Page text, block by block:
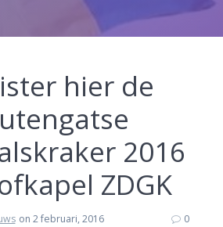
hier de
2016
ZDGK
on 2 februari, 2016 0